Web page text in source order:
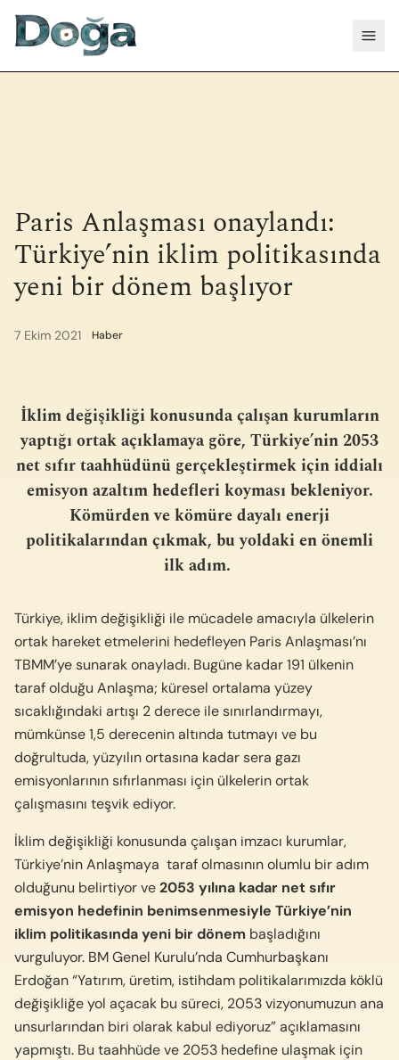
Paris Anlaşması onaylandı:
Türkiye’nin iklim politikasında
yeni bir dönem başlıyor
7 Ekim 2021 Haber
İklim değişikliği konusunda çalışan kurumların
yaptığı ortak açıklamaya göre, Türkiye’nin2053
net sıfır taahhüdünü gerçekleştirmek için iddialı
emisyon azaltım hedefleri koyması bekleniyor.
Kömürden ve kömüre dayalı enerji
politikalarından çıkmak, bu yoldaki en önemli
ilk adım.
Türkiye, iklim değişikliği ile mücadele amacıyla ülkelerin
ortak hareket etmelerini hedefleyen Paris Anlaşması’nı
TBMM’ye sunarak onayladı. Bugüne kadar 191 ülkenin
taraf olduğu Anlaşma; küresel ortalama yüzey
sıcaklığındaki artışı 2 derece ile sınırlandırmayı,
mümkünse 1,5 derecenin altında tutmayı ve bu
doğrultuda, yüzyılın ortasına kadar sera gazı
emisyonlarının sıfırlanması için ülkelerin ortak
çalışmasını teşvik ediyor.
İklim değişikliği konusunda çalışan imzacı kurumlar,
Türkiye’nin Anlaşmaya taraf olmasının olumlu bir adım
olduğunu belirtiyor ve2053 yılına kadar net sıfır
emisyon hedefinin benimsenmesiyle Türkiye’nin
iklim politikasında yeni bir dönem başladığını
vurguluyor. BM Genel Kurulu’nda Cumhurbaşkanı
Erdoğan “Yatırım, üretim, istihdam politikalarımızda köklü
değişikliğe yol açacak bu süreci, 2053 vizyonumuzun ana
unsurlarından biri olarak kabul ediyoruz” açıklamasını
yapmıştı. Bu taahhüde ve 2053 hedefine ulaşmak için